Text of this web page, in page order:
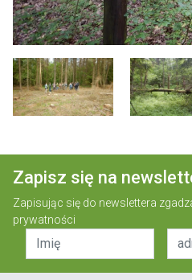
Zapisz się na
Zapisując się do newslettera
prywatności